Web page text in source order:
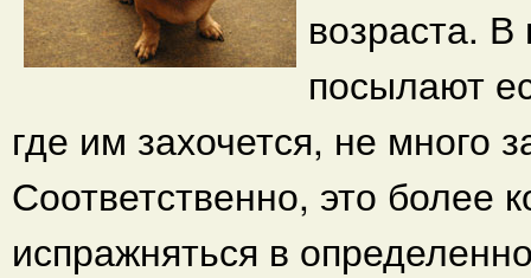
возраста.
посылают
где им захочется, не много
Соответственно, это более
испражняться в